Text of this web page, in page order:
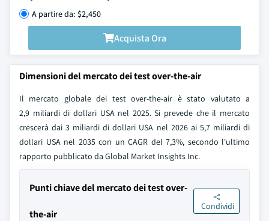
A partire da: $2,450
Acquista Ora
Dimensioni del mercato dei test over-the-air
Il mercato globale dei test over-the-air è stato valutato a
2,9 miliardi di dollari USA nel 2025. Si prevede che il mercato
crescerà dai 3 miliardi di dollari USA nel 2026 ai 5,7 miliardi di
dollari USA nel 2035 con un CAGR del 7,3%, secondo l'ultimo
rapporto pubblicato da Global Market Insights Inc.
Punti chiave del mercato dei test over-
the-air
Condividi